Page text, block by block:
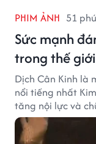
PHIM ẢNH 51
Sức mạnh
trong thế
Dịch Cân Kinh là
nổi tiếng nhất
tăng nội lực và